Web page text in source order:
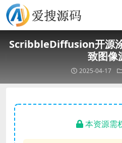
ScribbleDiffusion开源
致图像
2025-04-17
本资源需